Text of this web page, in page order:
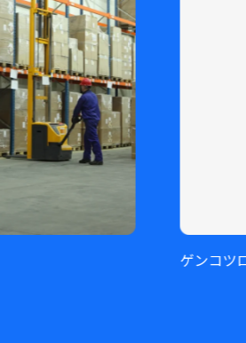
ゲンコツロボット